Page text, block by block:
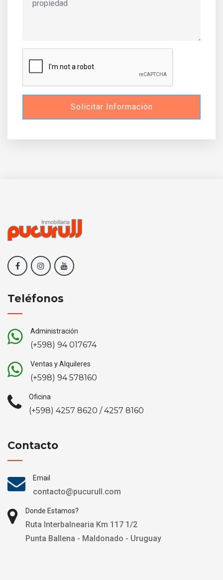
Solicitar Información
Teléfonos
Administración
(+598) 94 017674
Ventas y Alquileres
(+598) 94 578160
Oficina
(+598) 4257 8620 / 4257 8160
Contacto
Email
contacto@pucurull.com
Donde Estamos?
Ruta Interbalnearia Km 117 1/2
Punta Ballena - Maldonado - Uruguay